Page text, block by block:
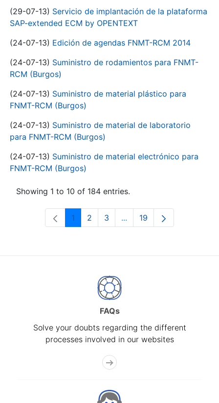
(29-07-13) Servicio de implantación de la plataforma
SAP-extended ECM by OPENTEXT
(24-07-13) Edición de agendas FNMT-RCM 2014
(24-07-13) Suministro de rodamientos para FNMT-
RCM (Burgos)
(24-07-13) Suministro de material plástico para
FNMT-RCM (Burgos)
(24-07-13) Suministro de material de laboratorio
para FNMT-RCM (Burgos)
(24-07-13) Suministro de material electrónico para
FNMT-RCM (Burgos)
Showing 1 to 10 of 184 entries.
Page
1 Page
2 Page
3 ...Intermediate Pages Use
Page
19
FAQs
Solve your doubts regarding the different
processes involved in our websites